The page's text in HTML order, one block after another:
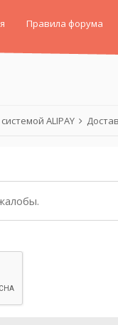
Правила форума
ALIPAY